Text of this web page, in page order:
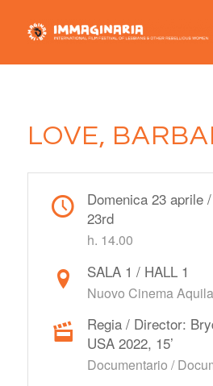
LOVE,
Domenica 23 aprile
23rd
h. 14.00
SALA 1 / HALL 1
Nuovo Cinema Aquila
Regia / Director:
USA 2022, 15’
Documentario /